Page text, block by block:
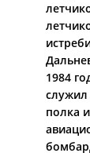
1984
служил
полка